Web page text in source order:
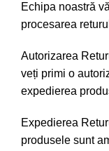
Echipa noastră
procesarea
Autorizarea
veți primi o
expedierea
Expedierea
produsele sunt